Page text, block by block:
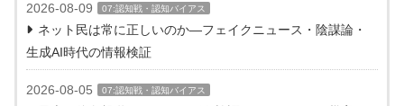
2026-08-09 07:認知戦・認知バイアス
ネット民は常に正しいのか―フェイクニュース・陰謀論・
生成AI時代の情報検証
2026-08-05 07:認知戦・認知バイアス